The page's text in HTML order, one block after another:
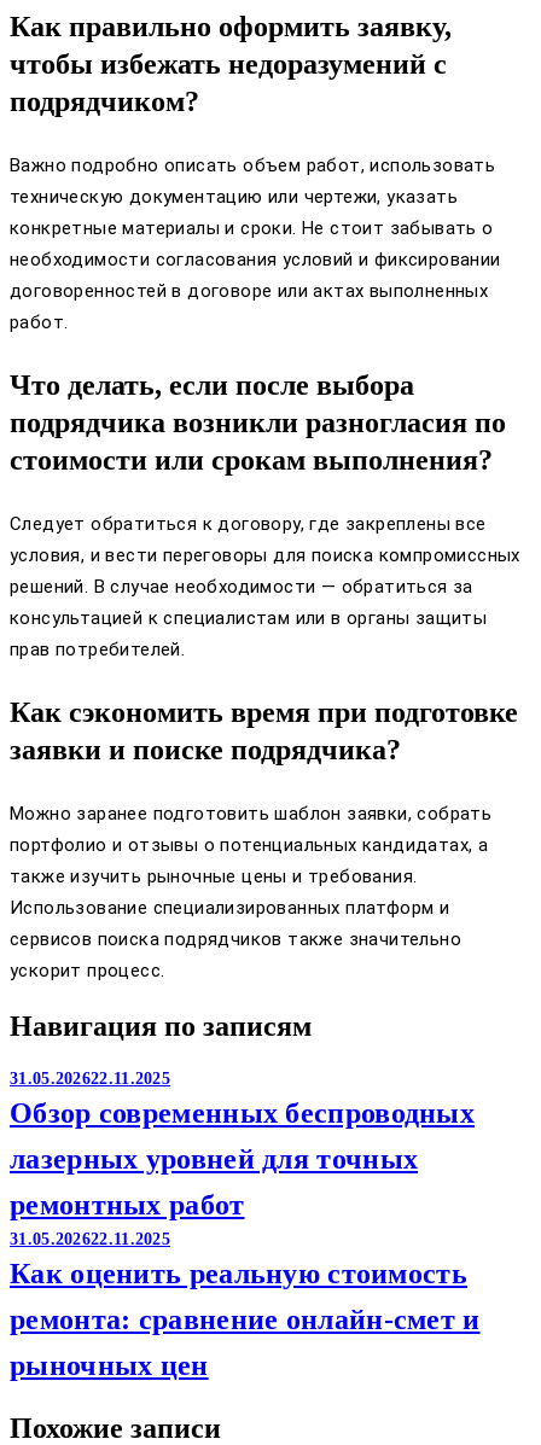
Как правильно оформить заявку,
чтобы избежать недоразумений с
подрядчиком?
Важно подробно описать объем работ, использовать
техническую документацию или чертежи, указать
конкретные материалы и сроки. Не стоит забывать о
необходимости согласования условий и фиксировании
договоренностей в договоре или актах выполненных
работ.
Что делать, если после выбора
подрядчика возникли разногласия по
стоимости или срокам выполнения?
Следует обратиться к договору, где закреплены все
условия, и вести переговоры для поиска компромиссных
решений. В случае необходимости — обратиться за
консультацией к специалистам или в органы защиты
прав потребителей.
Как сэкономить время при подготовке
заявки и поиске подрядчика?
Можно заранее подготовить шаблон заявки, собрать
портфолио и отзывы о потенциальных кандидатах, а
также изучить рыночные цены и требования.
Использование специализированных платформ и
сервисов поиска подрядчиков также значительно
ускорит процесс.
Навигация по записям
31.05.202622.11.2025
Обзор современных беспроводных
лазерных уровней для точных
ремонтных работ
31.05.202622.11.2025
Как оценить реальную стоимость
ремонта: сравнение онлайн-смет и
рыночных цен
Похожие записи